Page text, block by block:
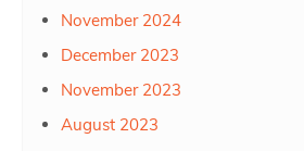
November 2024
December 2023
November 2023
August 2023